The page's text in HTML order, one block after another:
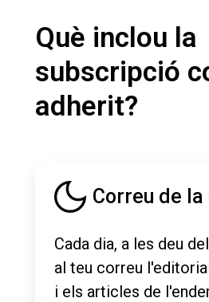
Què inclou la
subscripció
adherit?
Correu de la
Cada dia, a les deu
al teu correu
i els articles de